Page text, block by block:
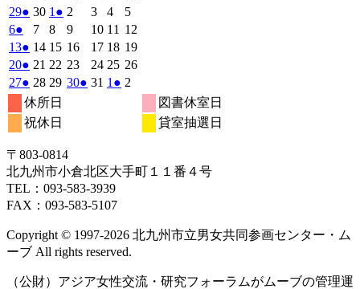
曜
日
曜
日
曜
日
曜
日
曜
日
曜
日
292026
年
6
月
29
日
● (1
件
の
イ
ベ
ン
ト)
302026
年
6
月
30
日
1 2026
年
7
月
1
日
● (1
件
の
イ
ベ
2 2026
年
7
月
2
日
32026
年
7
月
3
日
42026
年
7
月
4
日
52026
年
7
月
5
日
62026
年
7
月
6
日
●
件
の
イ
ベ
ン
ト)
72026
年
7
月
7
日
82026
年
7
月
8
日
92026
年
7
月
9
102026
年
7
月
10
11 2026
年
月
11
12
年
12
132026
年
7
月
13
日
● (1
件
の
イ
ベ
ン
142026
年
7
14
日
152026
年
7
月
162026
7
月
172026
年
7
月
182026
年
月
192026
年
月
202026
年
7
月
20
● (1
件
の
イ
ベ
ト)
21 2026
年
7
月
21
22 2026
年
232026
年
242026
年
252026
年
262026
7
月
272026
年
7
月
日
● (1
件
の
イ
ベ
ン
ト)
282026
年
7
月
日
292026
日
302026
● (1
ン
ト)
31 2026
1 2026
● (1
ン
ト)
2
年
休所日
図書休室日
祝休日
貸室抽選日
〒803‐0814
北九州市小倉北区大手町１１番４号
TEL：093‐583‐3939
FAX：093‐583‐5107
Copyright © 1997‐2026 北九州市立男女共同参画センター・ム
ーブ All rights reserved.
（公財）アジア女性交流・研究フォーラムがムーブの管理運